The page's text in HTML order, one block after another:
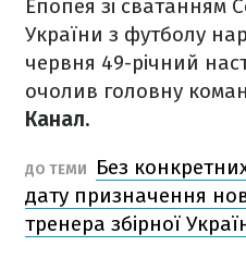
Епопея зі сватанням
України з футболу
червня 49-річний
очолив головну
Канал.
ДО ТЕМИ
Без
дату призначення
тренера збірної